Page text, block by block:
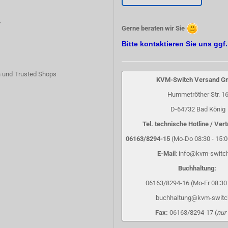
Trusted Shops
Gerne beraten wir Sie
Bitte kontaktieren Sie uns
KVM-Switch Versand
Hummetröther Str. 16
D-64732 Bad König
Tel. technische Hotline /
06163/8294-15 (Mo-Do 08:30 -
E-Mail : info@kvm-
Buchhaltung:
06163/8294-16 (Mo-Fr
buchhaltung@kvm-
Fax: 06163/8294-17 (nur